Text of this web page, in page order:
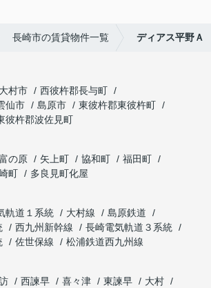
長崎市の賃貸物件一覧 ディアス平野Ａ
大村市
西彼杵郡長与町
仙市 島原市
東彼杵郡東彼杵町
彼杵郡波佐見町
の原 矢上町 協和町
福田町
町
多良見町化屋
軌道１系統 大村線
島原鉄道
西九州新幹線
長崎電気軌道３系統
佐世保線
松浦鉄道西九州線
西諫早 喜々津 東諫早
大村